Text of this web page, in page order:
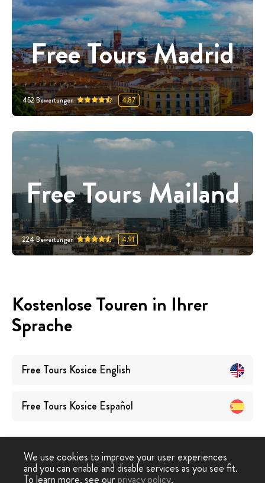
Free Tours Madrid
452Bewertungen 4.87
Free Tours Mailand
224Bewertungen 4.91
Kostenlose Touren in Ihrer
Sprache
Free Tours Kosice English
Free Tours Kosice Español
We use cookies to improve your user experiences
and you can enable and disable services as you see fit.
To learn more, see ourprivacy policy.